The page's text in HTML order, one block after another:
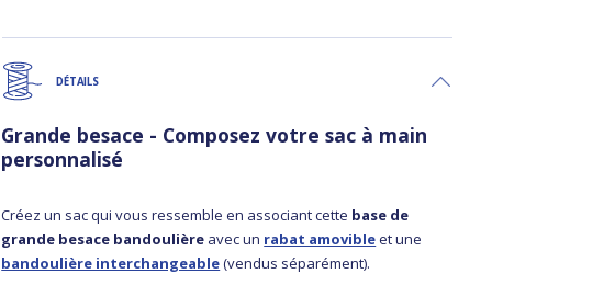
DÉTAILS
Grande besace - Composez votre sac à main
personnalisé
Créez un sac qui vous ressemble en associant cette base de
grande besace bandoulière avec un rabat amovibleet une
bandoulière interchangeable(vendus séparément).